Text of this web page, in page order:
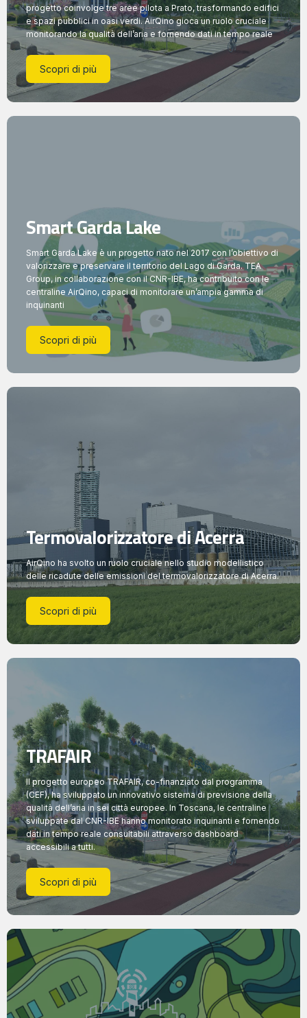
progetto coinvolge tre aree pilota a Prato, trasformando edifici
e spazi pubblici in oasi verdi. AirQino gioca un ruolo cruciale
monitorando la qualità dell’aria e fornendo dati in tempo reale
Scopri di più
Smart Garda Lake
Smart Garda Lake è un progetto nato nel 2017 con l’obiettivo di
valorizzare e preservare il territorio del Lago di Garda. TEA
Group, in collaborazione con il CNR-IBE, ha contribuito con le
centraline AirQino, capaci di monitorare un’ampia gamma di
inquinanti
Scopri di più
Termovalorizzatore di Acerra
AirQino ha svolto un ruolo cruciale nello studio modellistico
delle ricadute delle emissioni del termovalorizzatore di Acerra.
Scopri di più
TRAFAIR
Il progetto europeo TRAFAIR, co-finanziato dal programma
(CEF), ha sviluppato un innovativo sistema di previsione della
qualità dell’aria in sei città europee. In Toscana, le centraline
sviluppate dal CNR-IBE hanno monitorato inquinanti e fornendo
dati in tempo reale consultabili attraverso dashboard
accessibili a tutti.
Scopri di più